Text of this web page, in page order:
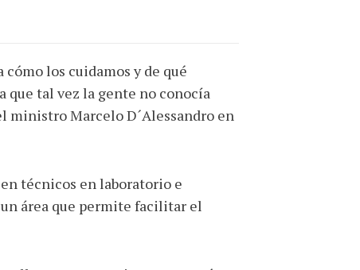
los cuidamos y de qué
que tal vez la gente no conocía
ministro Marcelo D´Alessandro en
técnicos en laboratorio e
área que permite facilitar el